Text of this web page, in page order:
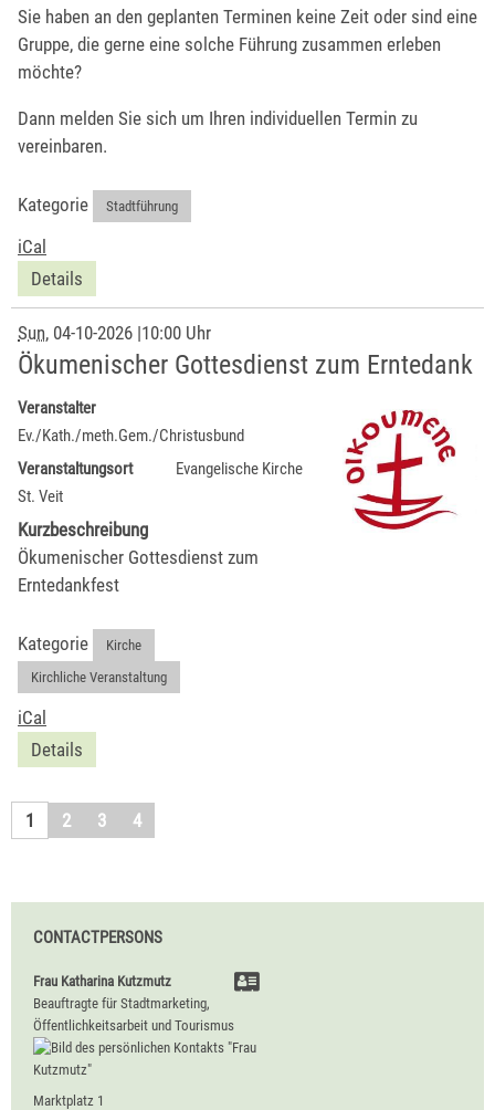
Sie haben an den geplanten Terminen keine Zeit oder sind eine
Gruppe, die gerne eine solche Führung zusammen erleben
möchte?
Dann melden Sie sich um Ihren individuellen Termin zu
vereinbaren.
Kategorie Stadtführung
iCal
Details
Sun, 04-10-2026 |10:00 Uhr
Ökumenischer Gottesdienst zum Erntedank
Veranstalter
Ev./Kath./meth.Gem./Christusbund
Veranstaltungsort
Evangelische Kirche
St. Veit
Kurzbeschreibung
Ökumenischer Gottesdienst zum
Erntedankfest
Kategorie Kirche
Kirchliche Veranstaltung
iCal
Details
1 2 3 4
CONTACTPERSONS
Frau Katharina Kutzmutz
Beauftragte für Stadtmarketing,
Öffentlichkeitsarbeit und Tourismus
Marktplatz 1